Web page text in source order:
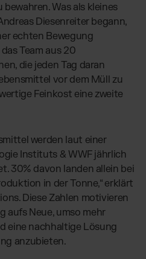
Was als kleines
Diesenreiter begann,
echten Bewegung
Team aus 20
die jeden Tag daran
vor dem Müll zu
Feinkost eine zweite
werden laut einer
Instituts & WWF jährlich
30% davon landen allein bei
in der Tonne,“ erklärt
Diese Zahlen motivieren
aufs Neue, umso mehr
eine nachhaltige Lösung
anzubieten.